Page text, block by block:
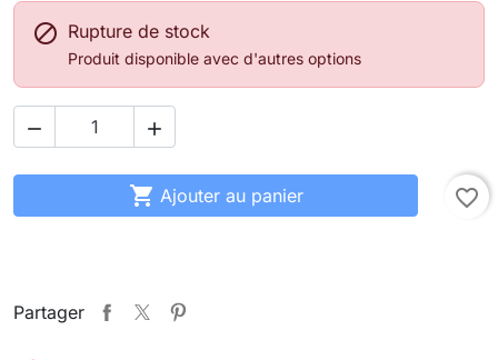
 Rupture de stock
Produit disponible avec d'autres options
 
 Ajouter au panier favorite_border
Partager